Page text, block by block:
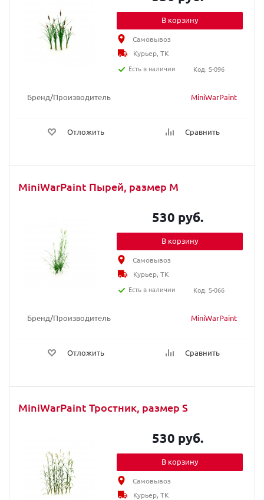
Бренд/Производитель MiniWarPaint
Отложить Сравнить
В корзину
Самовывоз
Курьер, ТК
Есть в наличии
Код: S-096
MiniWarPaint Пырей, размер M
Бренд/Производитель MiniWarPaint
Отложить Сравнить
530 руб.
В корзину
Самовывоз
Курьер, ТК
Есть в наличии
Код: S-066
MiniWarPaint Тростник, размер S
530 руб.
В корзину
Самовывоз
Курьер, ТК